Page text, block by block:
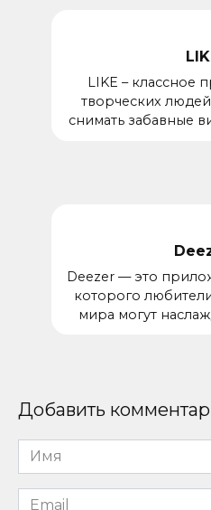
LIKE – классное
творческих
снимать забавные
Deezer — это
которого
мира могут
Добавить
Имя
*
Email